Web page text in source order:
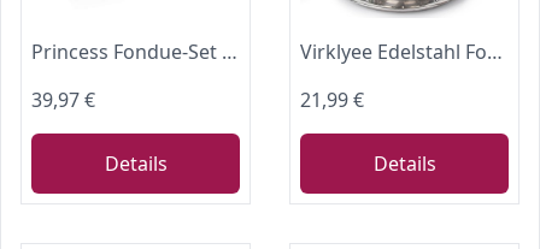
Princess Fondue-Set 1,5 L für 8 Personen – Bambus-Design, Antihaftbeschichteter Topf, einstellbarer Thermostat, inkl. 8 Gabeln, ideal für Käse-, Fleisch- und Schokoladenfondue, leicht zu reinigen
39,97 €
Details
Virklyee Edelstahl Fondue Set Fleischfondue set Fondue Set mit Brenner 2-6 Personen Fondue Set mit einstellbarer Temperatur DIY Fondue Set Passend für Butter Käse Fleisch Gemüse Brot (Silber o2)
21,99 €
Details